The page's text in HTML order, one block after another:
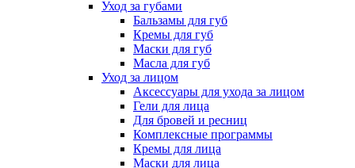
Уход за губами
Бальзамы для губ
Кремы для губ
Маски для губ
Масла для губ
Уход за лицом
Аксессуары для ухода за лицом
Гели для лица
Для бровей и ресниц
Комплексные программы
Кремы для лица
Маски для лица